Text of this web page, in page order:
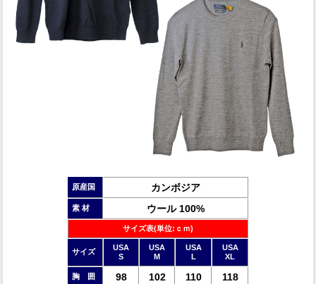
原産国 カンボジア
素 材 ウール 100%
サイズ表(単位:ｃｍ)
サイズ
USA
S
USA
M
USA
L
USA
XL
胸 囲 98 102 110 118